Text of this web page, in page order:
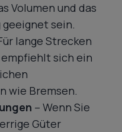
Volumen und das
sein.
lange Strecken
sich ein
wie Bremsen.
– Wenn Sie
Güter